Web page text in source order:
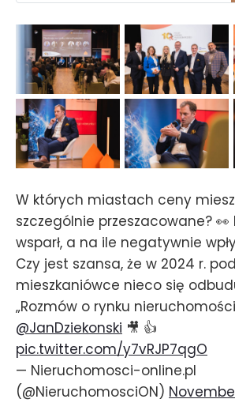
przez portal Nieruchomosci-
online.pl podczas 10. edycji
Polskiego Kongresu
Przedsiębiorczości w Krakowie
rozmawialiśmy z zaproszonymi
ekspertami o tym, co d…
W których miastach ceny
szczególnie przeszacowane? 👀
wsparł, a na ile negatywnie
Czy jest szansa, że w 2024 r.
mieszkaniówce nieco się
„Rozmów o rynku
@JanDziekonski 🎥 👍
pic.twitter.com/y7vRJP7qgO
— Nieruchomosci-online.pl
(@NieruchomosciON)